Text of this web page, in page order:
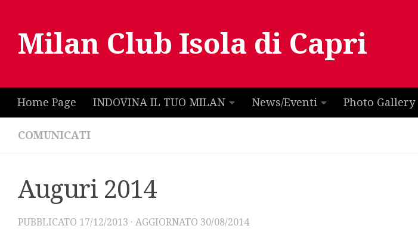
Milan Club Isola di Capri
Home Page INDOVINA IL TUO MILAN News/Eventi Photo Gallery
COMUNICATI
Auguri 2014
PUBBLICATO 17/12/2013 · AGGIORNATO 30/08/2014